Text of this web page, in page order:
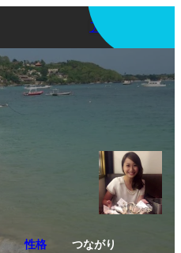
アプリを使う
性格 つながり